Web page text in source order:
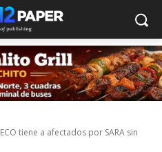
tiene a afectados por SARA sin